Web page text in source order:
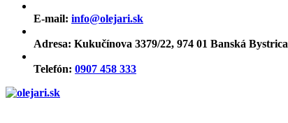
E-mail: info@olejari.sk
Adresa: Kukučínova 3379/22, 974 01 Banská Bystrica
Telefón: 0907 458 333